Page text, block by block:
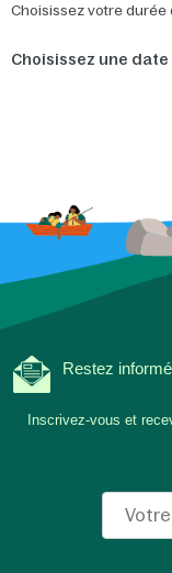
Choisissez votre durée
Choisissez une
Restez
Inscrivez-vous et